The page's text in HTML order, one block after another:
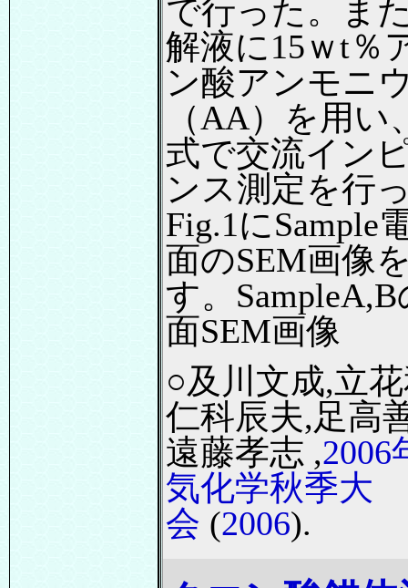
で行った。ま
解液に15ｗt％
ン酸アンモニ
（AA）を用い
式で交流イン
ンス測定を行
Fig.1にSample
面のSEM画像
す。
面SEM画像
○及川文成,立
仁科辰夫,足高
遠藤孝志 ,2006
気化学秋季大
会 (2006).